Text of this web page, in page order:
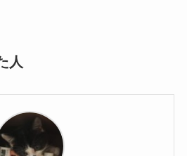
人